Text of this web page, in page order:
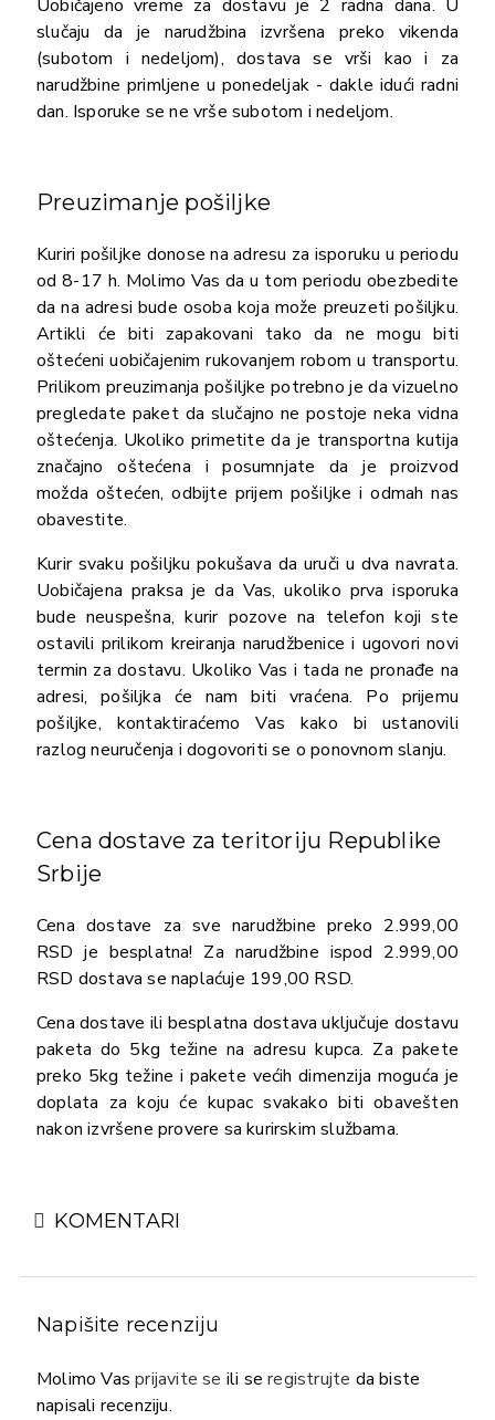
Uobičajeno vreme za dostavu je 2 radna dana. U
slučaju da je narudžbina izvršena preko vikenda
(subotom i nedeljom), dostava se vrši kao i za
narudžbine primljene u ponedeljak - dakle idući radni
dan. Isporuke se ne vrše subotom i nedeljom.
Preuzimanje pošiljke
Kuriri pošiljke donose na adresu za isporuku u periodu
od 8-17 h. Molimo Vas da u tom periodu obezbedite
da na adresi bude osoba koja može preuzeti pošiljku.
Artikli će biti zapakovani tako da ne mogu biti
oštećeni uobičajenim rukovanjem robom u transportu.
Prilikom preuzimanja pošiljke potrebno je da vizuelno
pregledate paket da slučajno ne postoje neka vidna
oštećenja. Ukoliko primetite da je transportna kutija
značajno oštećena i posumnjate da je proizvod
možda oštećen, odbijte prijem pošiljke i odmah nas
obavestite.
Kurir svaku pošiljku pokušava da uruči u dva navrata.
Uobičajena praksa je da Vas, ukoliko prva isporuka
bude neuspešna, kurir pozove na telefon koji ste
ostavili prilikom kreiranja narudžbenice i ugovori novi
termin za dostavu. Ukoliko Vas i tada ne pronađe na
adresi, pošiljka će nam biti vraćena. Po prijemu
pošiljke, kontaktiraćemo Vas kako bi ustanovili
razlog neuručenja i dogovoriti se o ponovnom slanju.
Cena dostave za teritoriju Republike
Srbije
Cena dostave za sve narudžbine preko 2.999,00
RSD je besplatna! Za narudžbine ispod 2.999,00
RSD dostava se naplaćuje 199,00 RSD.
Cena dostave ili besplatna dostava uključuje dostavu
paketa do 5kg težine na adresu kupca. Za pakete
preko 5kg težine i pakete većih dimenzija moguća je
doplata za koju će kupac svakako biti obavešten
nakon izvršene provere sa kurirskim službama.
KOMENTARI
Napišite recenziju
Molimo Vasprijavite se ili seregistrujte da biste
napisali recenziju.